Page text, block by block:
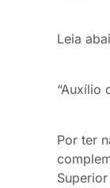
Leia
“Auxílio
Por ter